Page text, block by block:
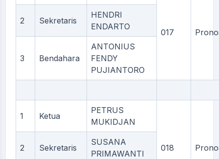
017
2 Sekretaris
HENDRI
ENDARTO
3 Bendahara
ANTONIUS
FENDY
PUJIANTORO
1 Ketua
PETRUS
MUKIDJAN
018
2 Sekretaris
SUSANA
PRIMAWANTI